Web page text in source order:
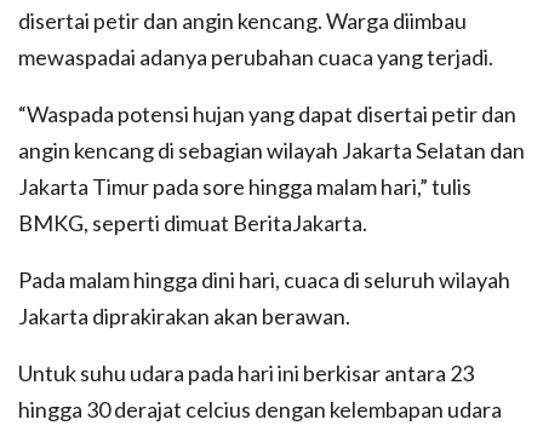
disertai petir dan angin kencang. Warga diimbau
mewaspadai adanya perubahan cuaca yang terjadi.
“Waspada potensi hujan yang dapat disertai petir dan
angin kencang di sebagian wilayah Jakarta Selatan dan
Jakarta Timur pada sore hingga malam hari,” tulis
BMKG, seperti dimuat BeritaJakarta.
Pada malam hingga dini hari, cuaca di seluruh wilayah
Jakarta diprakirakan akan berawan.
Untuk suhu udara pada hari ini berkisar antara 23
hingga 30 derajat celcius dengan kelembapan udara